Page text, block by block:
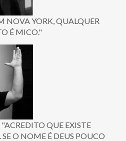
NOVA YORK, QUALQUER
É MICO."
"ACREDITO QUE EXISTE
O NOME É DEUS POUCO